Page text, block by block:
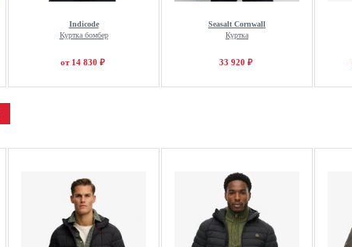
Indicode
Куртка бомбер
от 14 830 ₽
Seasalt Cornwall
Куртка
33 920 ₽